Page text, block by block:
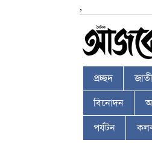
,
প্রচ্ছদ
বিনোদন
পর্যটন